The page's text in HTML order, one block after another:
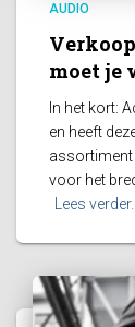
AUDIO
moet je
In het kort:
en heeft
assortiment
voor het
Lees